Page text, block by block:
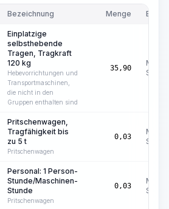
Bezeichnung Menge Einheit
Einplatzige
selbsthebende
Tragen, Tragkraft
120 kg
Hebevorrichtungen und
Transportmaschinen,
die nicht in den
Gruppen enthalten sind
35,90
Std.
Pritschenwagen,
Tragfähigkeit bis
zu 5 t
Pritschenwagen
0,03
Std.
Personal: 1 Person-
Stunde/Maschinen-
Stunde
Pritschenwagen
0,03
Std.